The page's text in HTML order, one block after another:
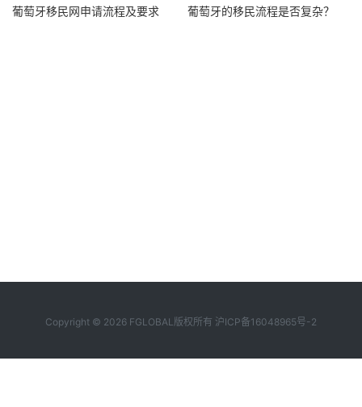
葡萄牙移民网申请流程及要求 葡萄牙的移民流程是否复杂？
Copyright © 2026 FGLOBAL版权所有 沪ICP备16048965号-2